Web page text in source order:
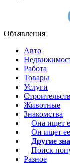
Объявления
Авто
Работа
Товары
Услуги
Животные
Знакомства
Она ищет
Он ищет ее
Другие
Поиск
Разное